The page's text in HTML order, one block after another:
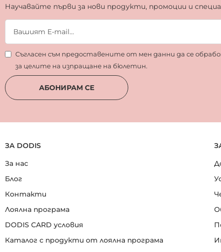
Научавайте първи за нови продукти, промоции и
Съгласен съм предоставените от мен данни да се
за целите на изпращане на бюлетин.
АБОНИРАМ СЕ
ЗА DODIS
За нас
Блог
Контакти
Лоялна програма
DODIS CARD условия
Каталог с продукти от лоялна програма